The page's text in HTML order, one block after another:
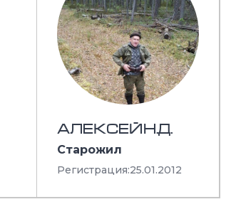
АЛЕКСЕЙН.Д.
Старожил
Регистрация:25.01.2012